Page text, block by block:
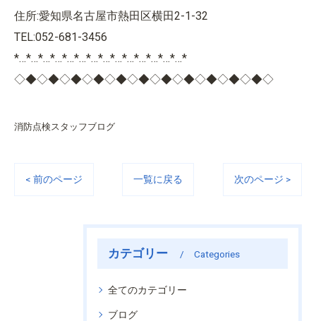
住所:愛知県名古屋市熱田区横田2-1-32
TEL:052-681-3456
*…*…*…*…*…*…*…*…*…*…*…*…*…*…*
◇◆◇◆◇◆◇◆◇◆◇◆◇◆◇◆◇◆◇◆◇◆◇
消防点検スタッフブログ
< 前のページ 一覧に戻る 次のページ >
カテゴリー Categories
全てのカテゴリー
ブログ